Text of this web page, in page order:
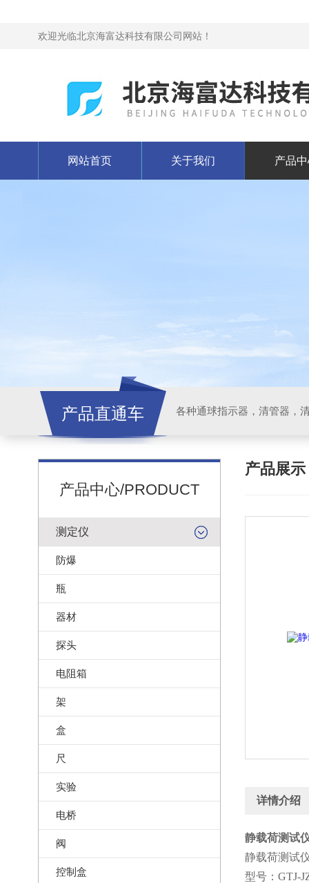
欢迎光临北京海富达科技有限公司网站！
网站首页 关于我们 产品
产品直通车 各种通球指示器，清管器，
产品中心/PRODUCT
测定仪
防爆
瓶
器材
探头
电阻箱
架
盒
尺
实验
电桥
阀
控制盒
产品展示
详情介绍
静载荷测试
静载荷测试
型号：GTJ-